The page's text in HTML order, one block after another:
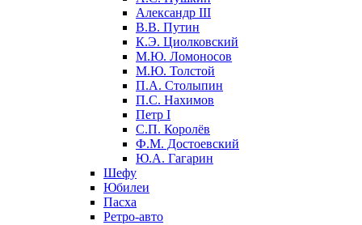
Александр III
В.В. Путин
К.Э. Циолковский
М.Ю. Ломоносов
М.Ю. Толстой
П.А. Столыпин
П.С. Нахимов
Петр I
С.П. Королёв
Ф.М. Достоевский
Ю.А. Гагарин
Шефу
Юбилеи
Пасха
Ретро-авто